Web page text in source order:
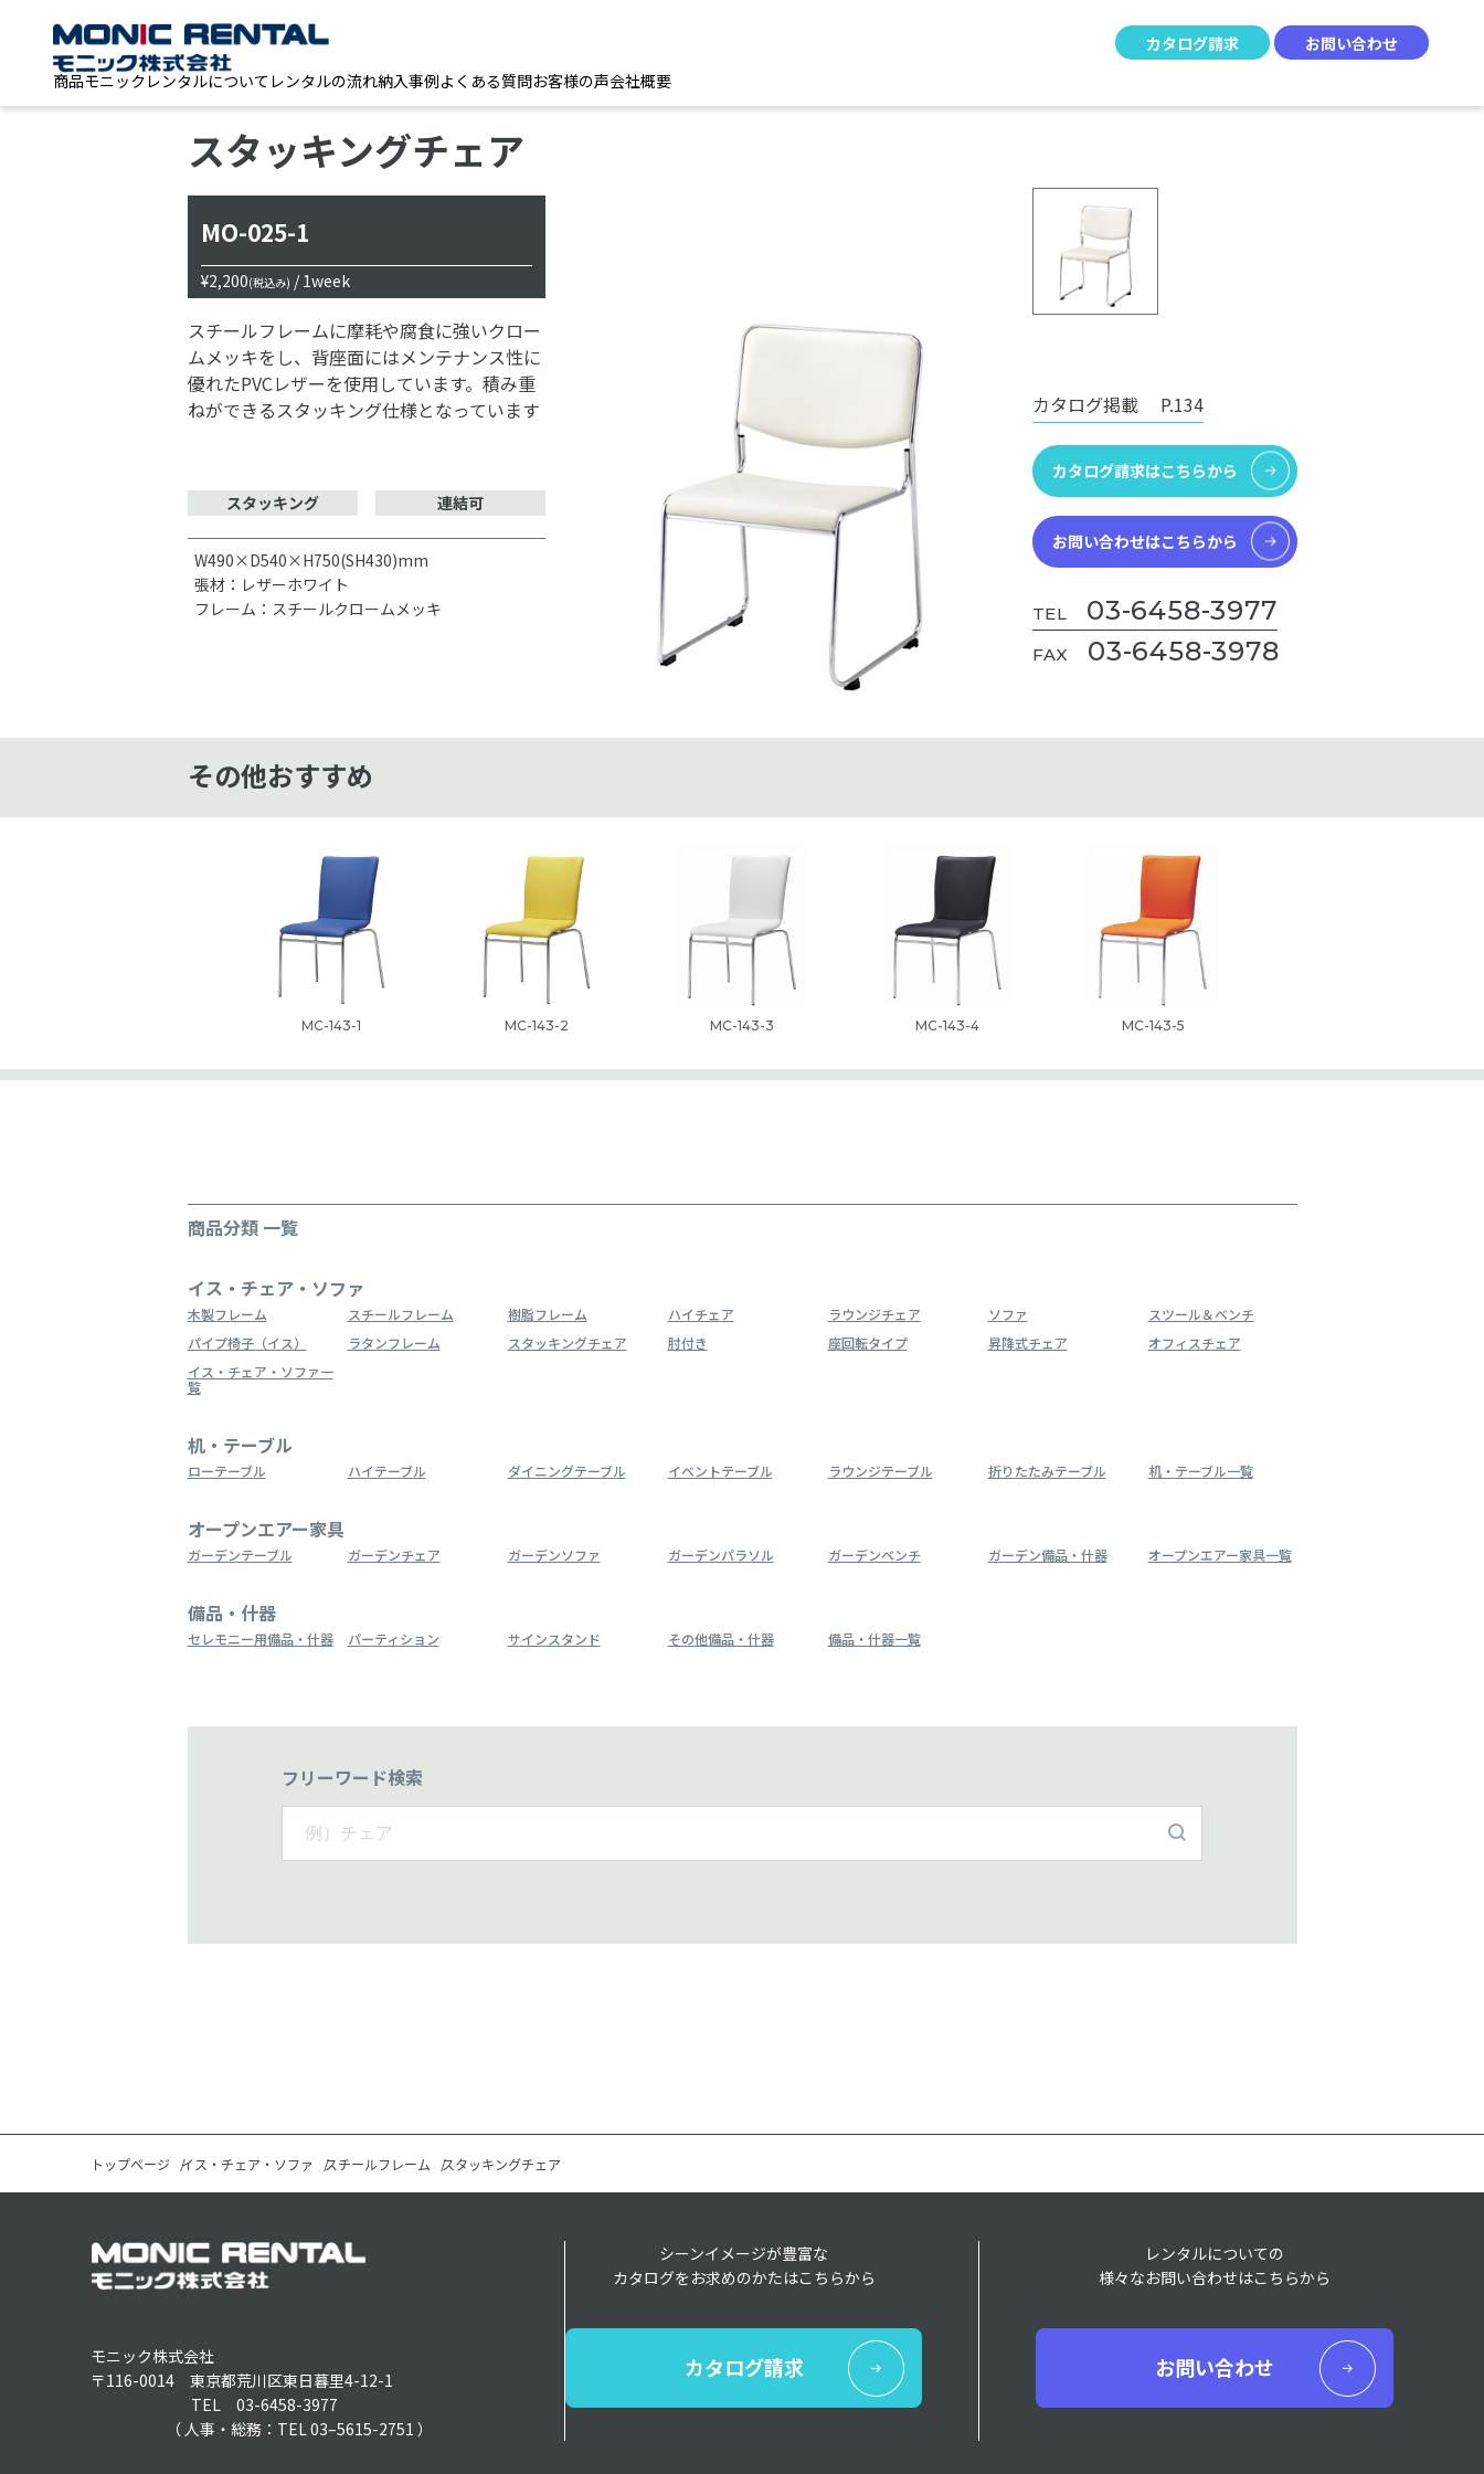
カタログ請求
お問い合わせ
商品モニックレンタルについて レンタルの流れ納入事例よくある質問お客様の声会社概要
スタッキングチェア
MO-025-1
¥2,200(税込み) / 1week
スチールフレームに摩耗や腐食に強いクロー
ムメッキをし、背座面にはメンテナンス性に
優れたPVCレザーを使用しています。積み重
ねができるスタッキング仕様となっています
スタッキング 連結可
W490×D540×H750(SH430)mm
張材：レザーホワイト
フレーム：スチールクロームメッキ
カタログ掲載 P.134
カタログ請求はこちらから
お問い合わせはこちらから
TEL 03-6458-3977
FAX 03-6458-3978
その他おすすめ
MC-143-1 MC-143-2 MC-143-3 MC-143-4 MC-143-5
商品分類 一覧
イス・チェア・ソファ
木製フレーム スチールフレーム 樹脂フレーム ハイチェア ラウンジチェア ソファ
スツール＆ベンチ
パイプ椅子（イス）
ラタンフレーム スタッキングチェア 肘付き 座回転タイプ 昇降式チェア
オフィスチェア
イス・チェア・ソファ一
覧
机・テーブル
ローテーブル ハイテーブル ダイニングテーブル イベントテーブル ラウンジテーブル 折りたたみテーブル 机・テーブル一覧
オープンエアー家具
ガーデンテーブル ガーデンチェア ガーデンソファ ガーデンパラソル ガーデンベンチ ガーデン備品・什器 オープンエアー家具一覧
備品・什器
セレモニー用備品・什器 パーティション サインスタンド その他備品・什器 備品・什器一覧
フリーワード検索
トップページ イス・チェア・ソファ スチールフレーム スタッキングチェア
モニック株式会社
〒116-0014 東京都荒川区東日暮里4-12-1
TEL 03-6458-3977
（ 人事・総務：TEL 03–5615-2751 ）
シーンイメージが豊富な
カタログをお求めのかたはこちらから
カタログ請求
レンタルについての
様々なお問い合わせはこちらから
お問い合わせ